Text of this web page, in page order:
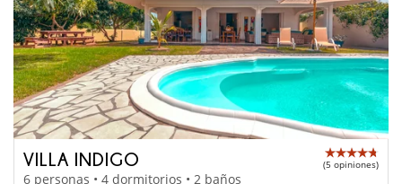
VILLA INDIGO (5 opiniones)
6 personas • 4 dormitorios • 2 baños